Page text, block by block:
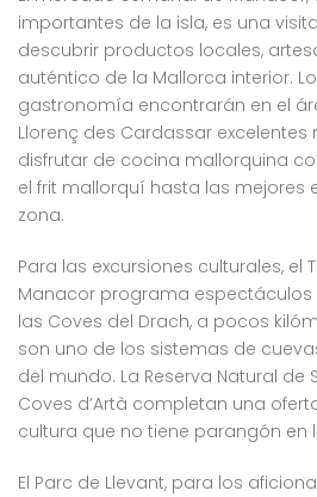
importantes de la isla, es una
descubrir productos locales,
auténtico de la Mallorca interior.
gastronomía encontrarán en el
Llorenç des Cardassar
disfrutar de cocina mallorquina
el frit mallorquí hasta las mejores
zona.
Para las excursiones culturales, el
Manacor programa
las Coves del Drach, a pocos
son uno de los sistemas de
del mundo. La Reserva Natural de
Coves d’Artà completan una
cultura que no tiene parangón en
El Parc de Llevant, para los